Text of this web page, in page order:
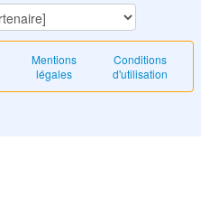
Mentions
légales
Conditions
d'utilisation